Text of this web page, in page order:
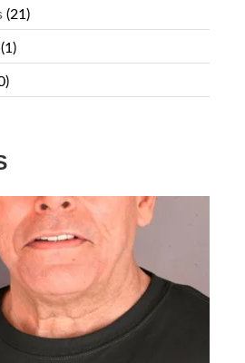
(21)
(1)